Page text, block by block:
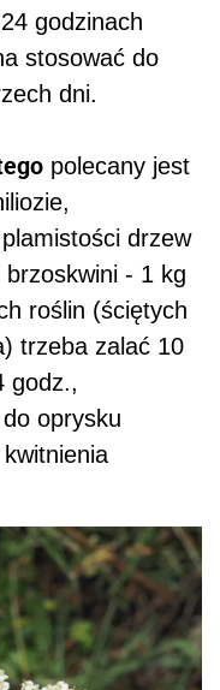
godzinach
stosować do
dni.
polecany jest
drzew
- 1 kg
roślin (ściętych
trzeba zalać 10
godz.,
oprysku